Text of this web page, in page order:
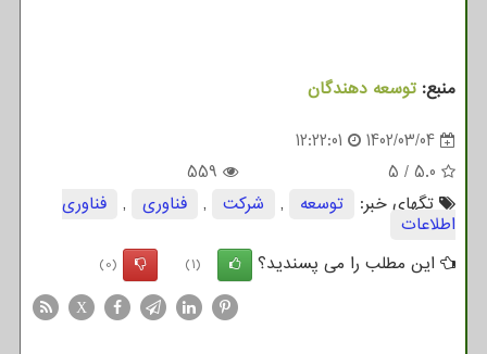
منبع: توسعه دهندگان
1402/03/04
12:22:01
5.0
/
5
559
تگهای خبر:
توسعه , شركت , فناوری , فناوری
اطلاعات
این مطلب را می پسندید؟
(1)
(0)
X